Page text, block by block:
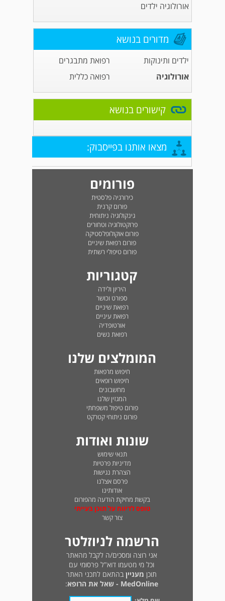
אורולוגיה ילדים
מדורים בנושא
ילדים ותינוקות
רפואת מתבגרים
אורולוגיה
רפואה כללית
קישורים בנושא
מצאו אותנו בפייסבוק:
פורומים
כירורגיה פלסטית
פורום קרנית
גינקולוגיה ניתוחית
פרוקטולוגיה וטחורים
פורום אוקולופלסטיקה
פורום רפואת שיניים
פורום טיפולי רשתית
קטגוריות
היריון ולידה
ספורט וכושר
רפואת שיניים
רפואת עיניים
אורטופדיה
רפואת נשים
המומלצים שלנו
חיפוש מרפאות
חיפוש רופאים
מחשבונים
המגזין שלנו
פורום טיפול משפחתי
פורום ניתוחי קטרקט
שונות ואודות
תנאי שימוש
מדיניות פרטיות
הצהרת נגישות
פרסם אצלנו
אודותינו
בקשת מחיקת הודעה מהפורום
טופס לדיווח על תוכן בעייתי
צור קשר
הרשמה לניוזלטר
אני רוצה ומסכים/ה לקבל מהאתר
וכל מי מטעמו דוא"ל פרסומי עם
תוכן מעניין בהתאם לתכני האתר
MedOnline - שאל את הרופא
: